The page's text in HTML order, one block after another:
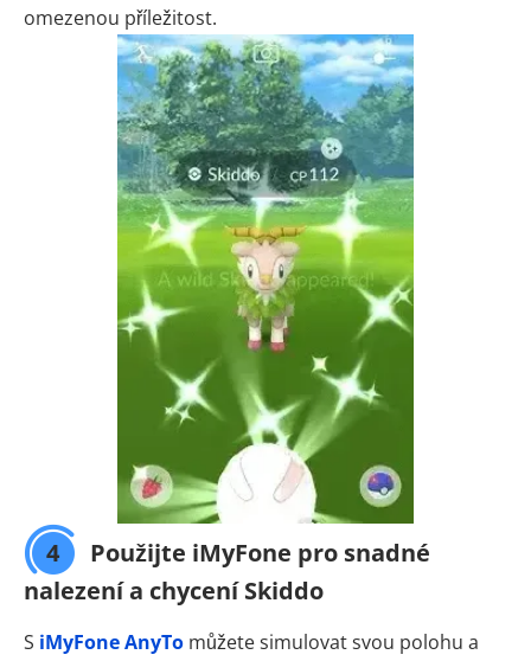
omezenou příležitost.
4
Použijte iMyFone pro snadné
nalezení a chycení Skiddo
S iMyFone AnyTo můžete simulovat svou polohu a